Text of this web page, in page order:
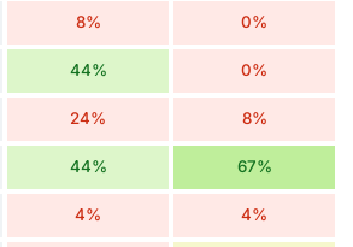
8% 0%
44% 0%
24% 8%
44% 67%
4% 4%